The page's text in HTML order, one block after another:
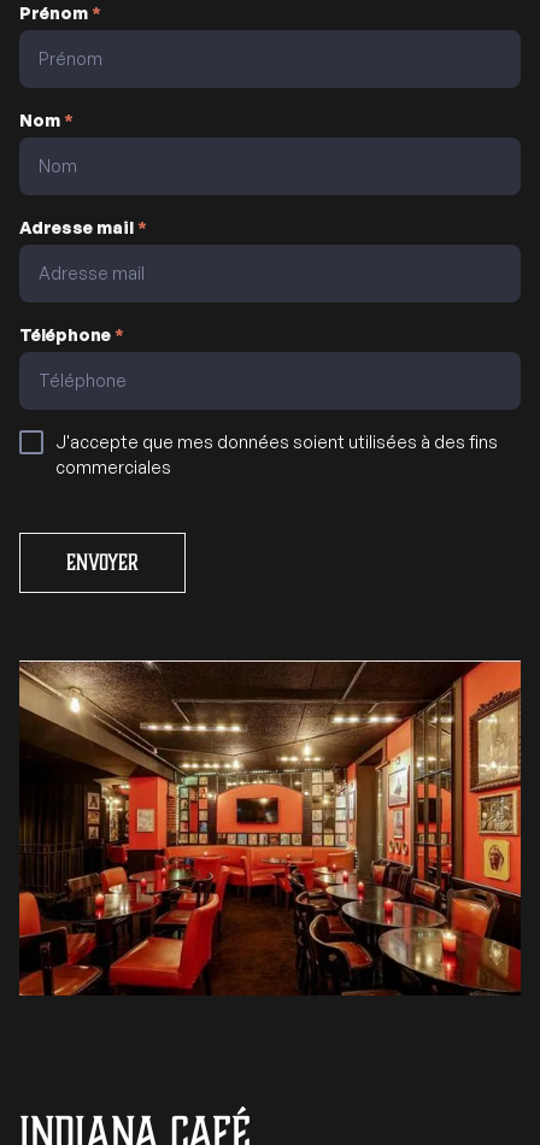
Prénom*
Nom*
Adresse mail*
Téléphone*
J'accepte que mes données soient utilisées à des fins
commerciales
Envoyer